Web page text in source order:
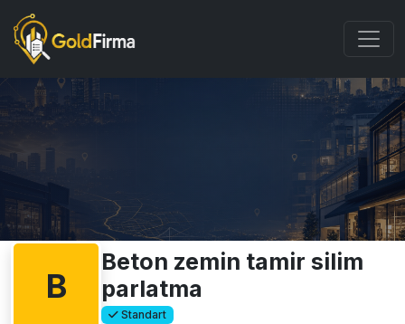
B
Beton zemin tamir silim
parlatma
Standart